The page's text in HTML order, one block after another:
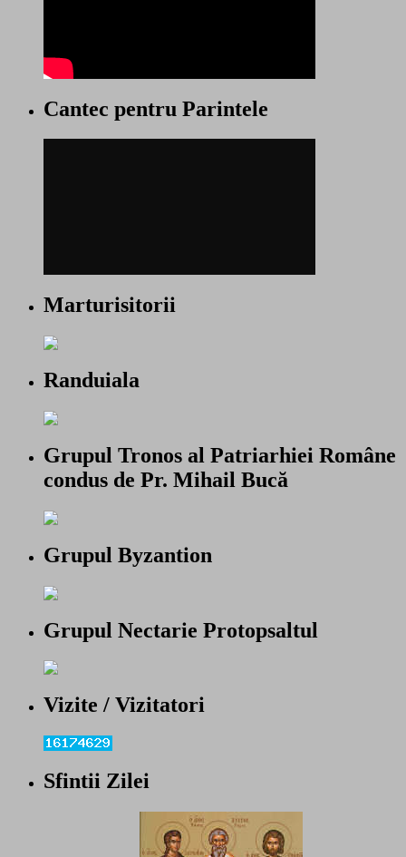
Cantec pentru Parintele
Marturisitorii
Randuiala
Grupul Tronos al Patriarhiei Române
condus de Pr. Mihail Bucă
Grupul Byzantion
Grupul Nectarie Protopsaltul
Vizite / Vizitatori
Sfintii Zilei